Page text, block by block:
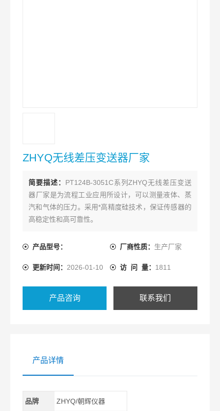
ZHYQ无线差压变送器厂家
简要描述： PT124B-3051C系列ZHYQ无线差压变送
器厂家是为流程工业应用所设计，可以测量液体、蒸
汽和气体的压力。采用*高精度硅技术，保证传感器的
高稳定性和高可靠性。
产品型号： 厂商性质： 生产厂家
更新时间： 2026-01-10 访 问 量： 1811
产品咨询 联系我们
产品详情
品牌 ZHYQ/朝辉仪器